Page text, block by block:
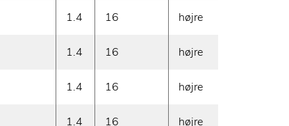
1.4 16 højre
1.4 16 højre
1.4 16 højre
1.4 16 højre